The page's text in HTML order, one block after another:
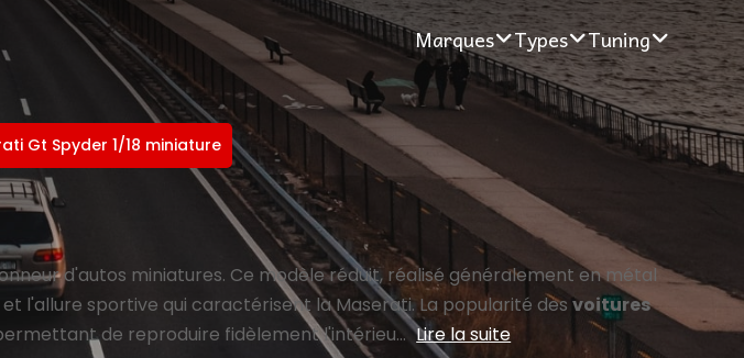
Marques Types Tuning
Gt Spyder 1/18 miniature
d'autos miniatures. Ce modèle réduit, réalisé généralement en métal
l'allure sportive qui caractérisent la Maserati. La popularité desvoitures
de reproduire fidèlement l'intérieu... Lire la suite